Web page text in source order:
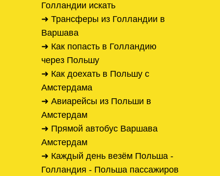
Голландии искать
➜ Трансферы из Голландии в
Варшава
➜ Как попасть в Голландию
через Польшу
➜ Как доехать в Польшу с
Амстердама
➜ Авиарейсы из Польши в
Амстердам
➜ Прямой автобус Варшава
Амстердам
➜ Каждый день везём Польша -
Голландия - Польша пассажиров